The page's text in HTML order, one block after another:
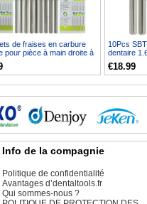
de fraises en carbure
pour pièce à main droite à
10Pcs
dentaire
à cône
€18.99
Info de la compagnie
Politique de confidentialité
Avantages d’dentaltools.fr
Qui sommes-nous ?